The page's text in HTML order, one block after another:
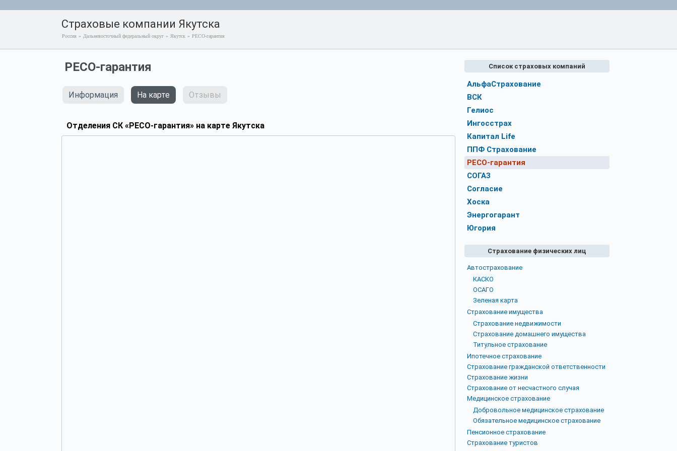
Страховые компании Якутска
Россия » Дальневосточный федеральный округ » Якутск » РЕСО-гарантия
РЕСО-гарантия
Информация На карте Отзывы
Отделения СК «РЕСО-гарантия» на карте Якутска
Список страховых компаний
АльфаСтрахование
ВСК
Гелиос
Ингосстрах
Капитал Life
ППФ Страхование
РЕСО-гарантия
СОГАЗ
Согласие
Хоска
Энергогарант
Югория
Страхование физических лиц
Автострахование
КАСКО
ОСАГО
Зеленая карта
Страхование имущества
Страхование недвижимости
Страхование домашнего имущества
Титульное страхование
Ипотечное страхование
Страхование гражданской ответственности
Страхование жизни
Страхование от несчастного случая
Медицинское страхование
Добровольное медицинское страхование
Обязательное медицинское страхование
Пенсионное страхование
Страхование туристов